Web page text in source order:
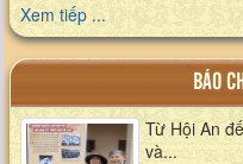
Xem tiếp ...
BÁO
Từ Hội An
và...